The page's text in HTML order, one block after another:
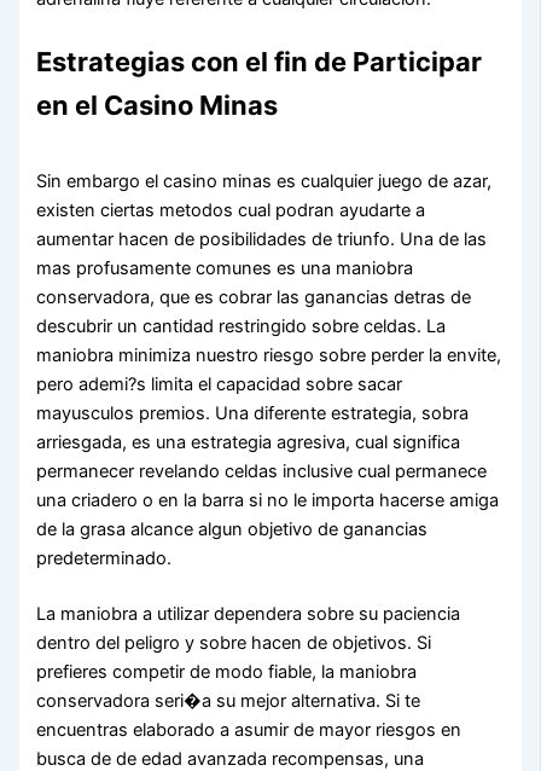
Estrategias con el fin de Participar
en el Casino Minas
Sin embargo el casino minas es cualquier juego de azar,
existen ciertas metodos cual podran ayudarte a
aumentar hacen de posibilidades de triunfo. Una de las
mas profusamente comunes es una maniobra
conservadora, que es cobrar las ganancias detras de
descubrir un cantidad restringido sobre celdas. La
maniobra minimiza nuestro riesgo sobre perder la envite,
pero ademi?s limita el capacidad sobre sacar
mayusculos premios. Una diferente estrategia, sobra
arriesgada, es una estrategia agresiva, cual significa
permanecer revelando celdas inclusive cual permanece
una criadero o en la barra si no le importa hacerse amiga
de la grasa alcance algun objetivo de ganancias
predeterminado.
La maniobra a utilizar dependera sobre su paciencia
dentro del peligro y sobre hacen de objetivos. Si
prefieres competir de modo fiable, la maniobra
conservadora seri�a su mejor alternativa. Si te
encuentras elaborado a asumir de mayor riesgos en
busca de de edad avanzada recompensas, una